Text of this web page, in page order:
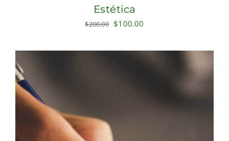
Estética
$200.00 Original
was:
$100.00
is: